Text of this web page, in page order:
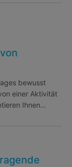
bewusst
einer Aktivität
Ihnen…